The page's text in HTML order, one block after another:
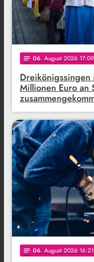
notes 06. August 2026 17:09
Dreikönigssingen
Millionen Euro an
notes 06. August 2026 16:21